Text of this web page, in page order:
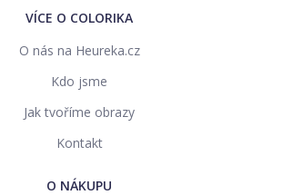
VÍCE O COLORIKA
O nás na Heureka.cz
Kdo jsme
Jak tvoříme obrazy
Kontakt
O NÁKUPU